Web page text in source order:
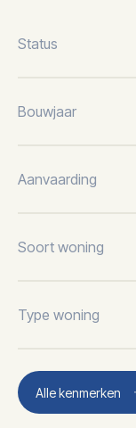
Status
Bouwjaar
Aanvaarding
Soort woning
Type woning
Aantal kamers
Alle kenmerken